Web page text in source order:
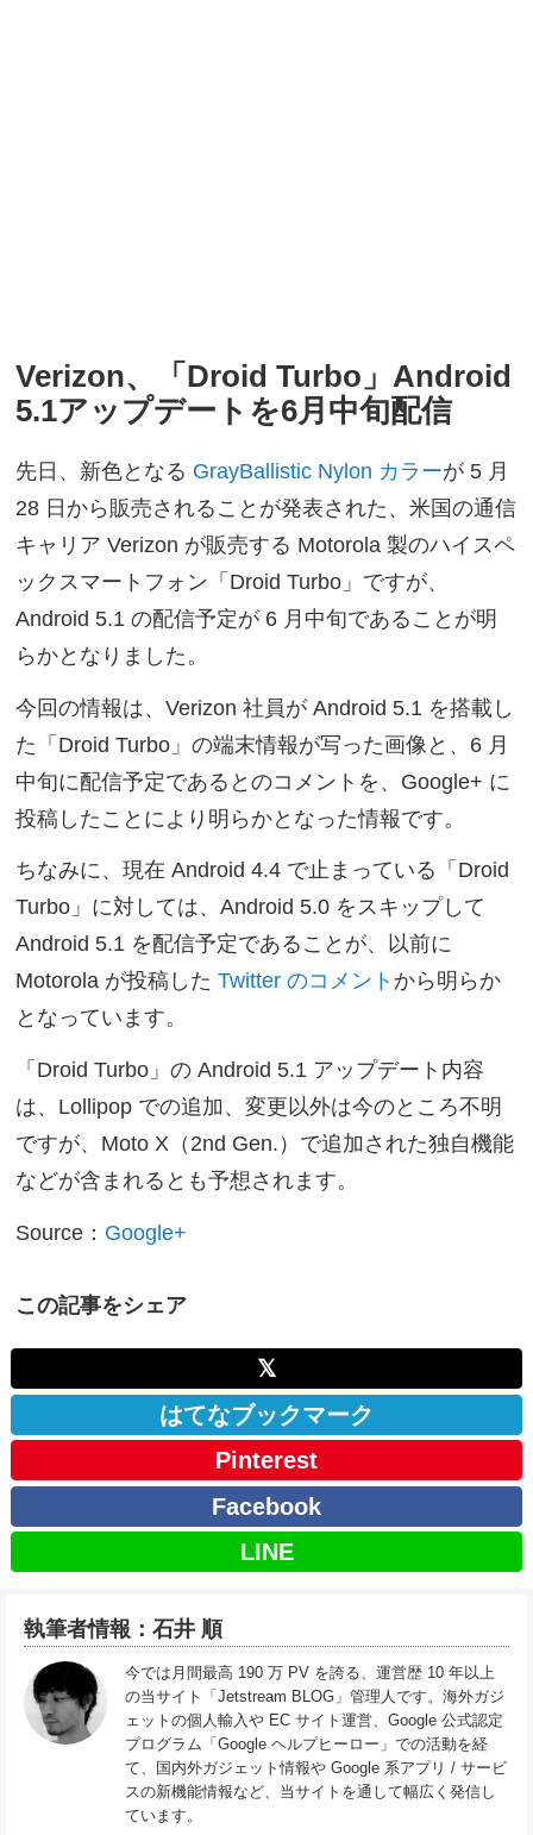
Verizon、「Droid Turbo」Android
5.1アップデートを6月中旬配信
先日、新色となる GrayBallistic Nylon カラーが 5 月
28 日から販売されることが発表された、米国の通信
キャリア Verizon が販売する Motorola 製のハイスペ
ックスマートフォン「Droid Turbo」ですが、
Android 5.1 の配信予定が 6 月中旬であることが明
らかとなりました。
今回の情報は、Verizon 社員が Android 5.1 を搭載し
た「Droid Turbo」の端末情報が写った画像と、6 月
中旬に配信予定であるとのコメントを、Google+ に
投稿したことにより明らかとなった情報です。
ちなみに、現在 Android 4.4 で止まっている「Droid
Turbo」に対しては、Android 5.0 をスキップして
Android 5.1 を配信予定であることが、以前に
Motorola が投稿したTwitter のコメント から明らか
となっています。
「Droid Turbo」の Android 5.1 アップデート内容
は、Lollipop での追加、変更以外は今のところ不明
ですが、Moto X（2nd Gen.）で追加された独自機能
などが含まれるとも予想されます。
Source： Google+
この記事をシェア
𝕏
はてなブックマーク
Pinterest
Facebook
LINE
執筆者情報：石井 順
今では月間最高 190 万 PV を誇る、運営歴 10 年以上
の当サイト「Jetstream BLOG」管理人です。海外ガジ
ェットの個人輸入や EC サイト運営、Google 公式認定
プログラム「Google ヘルプヒーロー」での活動を経
て、国内外ガジェット情報や Google 系アプリ / サービ
スの新機能情報など、当サイトを通して幅広く発信し
ています。